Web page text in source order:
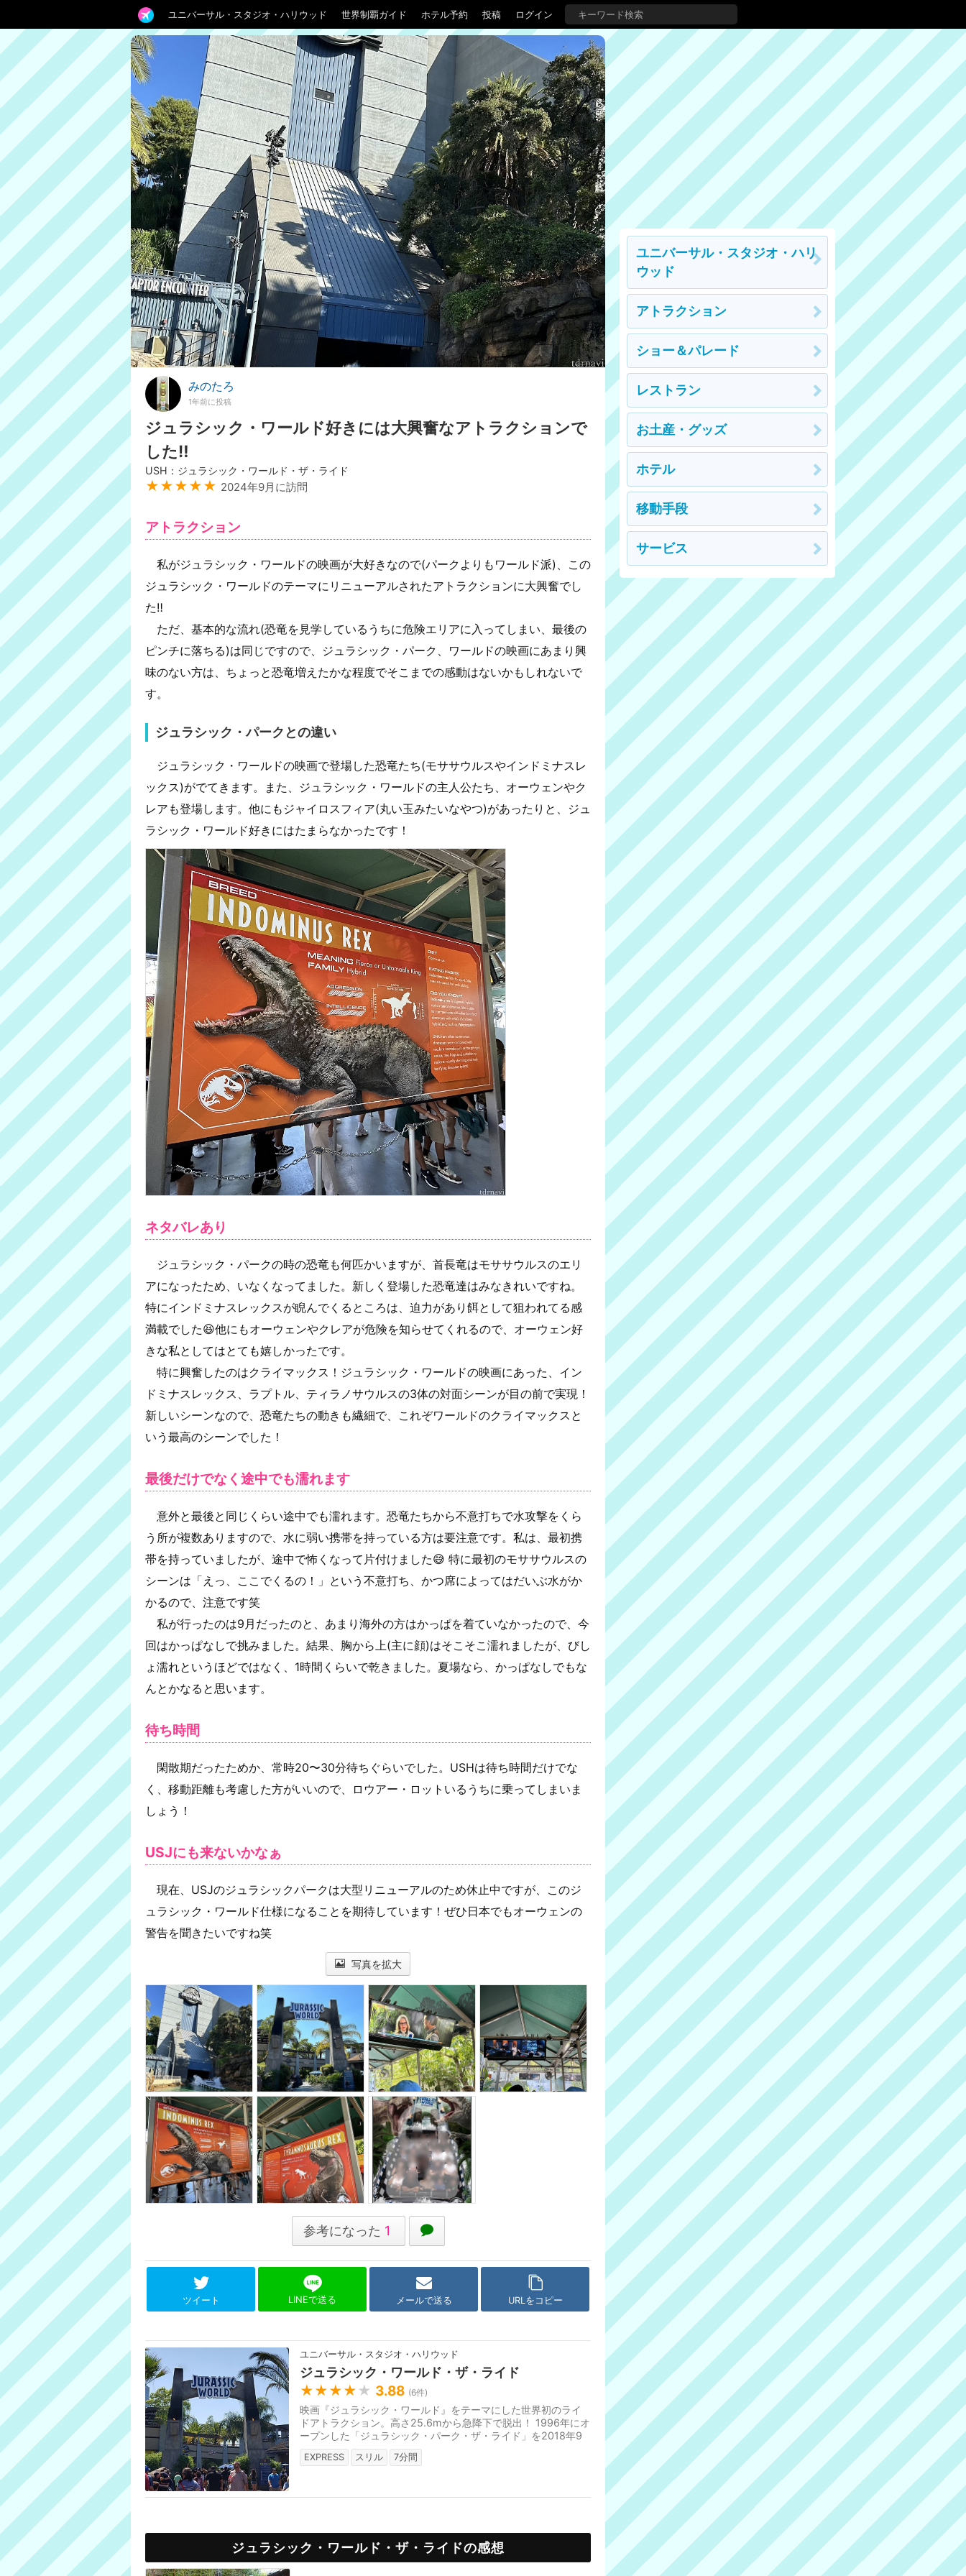
ユニバーサル・スタジオ・ハリウッド 世界制覇ガイド ホテル予約 投稿 ログイン
みのたろ
1年前に投稿
ジュラシック・ワールド好きには大興奮なアトラクションで
した‼︎
USH：ジュラシック・ワールド・ザ・ライド
★★★★★ 2024年9月に訪問
アトラクション
私がジュラシック・ワールドの映画が大好きなので(パークよりもワールド派)、この
ジュラシック・ワールドのテーマにリニューアルされたアトラクションに大興奮でし
た‼︎
ただ、基本的な流れ(恐竜を見学しているうちに危険エリアに入ってしまい、最後の
ピンチに落ちる)は同じですので、ジュラシック・パーク、ワールドの映画にあまり興
味のない方は、ちょっと恐竜増えたかな程度でそこまでの感動はないかもしれないで
す。
ジュラシック・パークとの違い
ジュラシック・ワールドの映画で登場した恐竜たち(モササウルスやインドミナスレ
ックス)がでてきます。また、ジュラシック・ワールドの主人公たち、オーウェンやク
レアも登場します。他にもジャイロスフィア(丸い玉みたいなやつ)があったりと、ジュ
ラシック・ワールド好きにはたまらなかったです！
ネタバレあり
ジュラシック・パークの時の恐竜も何匹かいますが、首長竜はモササウルスのエリ
アになったため、いなくなってました。新しく登場した恐竜達はみなきれいですね。
特にインドミナスレックスが睨んでくるところは、迫力があり餌として狙われてる感
満載でした😆他にもオーウェンやクレアが危険を知らせてくれるので、オーウェン好
きな私としてはとても嬉しかったです。
特に興奮したのはクライマックス！ジュラシック・ワールドの映画にあった、イン
ドミナスレックス、ラプトル、ティラノサウルスの3体の対面シーンが目の前で実現！
新しいシーンなので、恐竜たちの動きも繊細で、これぞワールドのクライマックスと
いう最高のシーンでした！
最後だけでなく途中でも濡れます
意外と最後と同じくらい途中でも濡れます。恐竜たちから不意打ちで水攻撃をくら
う所が複数ありますので、水に弱い携帯を持っている方は要注意です。私は、最初携
帯を持っていましたが、途中で怖くなって片付けました😅 特に最初のモササウルスの
シーンは「えっ、ここでくるの！」という不意打ち、かつ席によってはだいぶ水がか
かるので、注意です笑
私が行ったのは9月だったのと、あまり海外の方はかっぱを着ていなかったので、今
回はかっぱなしで挑みました。結果、胸から上(主に顔)はそこそこ濡れましたが、びし
ょ濡れというほどではなく、1時間くらいで乾きました。夏場なら、かっぱなしでもな
んとかなると思います。
待ち時間
閑散期だったためか、常時20〜30分待ちぐらいでした。USHは待ち時間だけでな
く、移動距離も考慮した方がいいので、ロウアー・ロットいるうちに乗ってしまいま
しょう！
USJにも来ないかなぁ
現在、USJのジュラシックパークは大型リニューアルのため休止中ですが、このジ
ュラシック・ワールド仕様になることを期待しています！ぜひ日本でもオーウェンの
警告を聞きたいですね笑
写真を拡大
参考になった 1
ツイート LINEで送る メールで送る URLをコピー
ユニバーサル・スタジオ・ハリウッド
ジュラシック・ワールド・ザ・ライド
★★★★ ★ 3.88 (6件)
映画『ジュラシック・ワールド』をテーマにした世界初のライ
ドアトラクション。高さ25.6mから急降下で脱出！ 1996年にオ
ープンした「ジュラシック・パーク・ザ・ライド」を2018年9
月3日をもってクローズし、映画...
EXPRESS スリル 7分間
ジュラシック・ワールド・ザ・ライドの感想
ユニバーサル・スタジオ・ハリ
ウッド
アトラクション
ショー＆パレード
レストラン
お土産・グッズ
ホテル
移動手段
サービス